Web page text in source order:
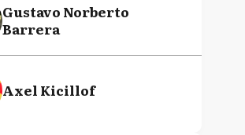
Gustavo Norberto
Barrera
Axel Kicillof